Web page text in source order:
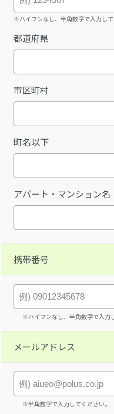
※ハイフンなし、半角数字で入力して
都道府県
市区町村
町名以下
アパート・マンション名
携帯番号
※ハイフンなし、半角数字で入力
メールアドレス
※半角数字で入力してください。